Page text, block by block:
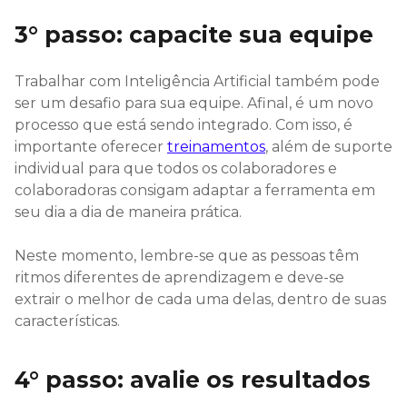
3° passo: capacite sua equipe
Trabalhar com Inteligência Artificial também pode
ser um desafio para sua equipe. Afinal, é um novo
processo que está sendo integrado. Com isso, é
importante oferecer treinamentos, além de suporte
individual para que todos os colaboradores e
colaboradoras consigam adaptar a ferramenta em
seu dia a dia de maneira prática.
Neste momento, lembre-se que as pessoas têm
ritmos diferentes de aprendizagem e deve-se
extrair o melhor de cada uma delas, dentro de suas
características.
4° passo: avalie os resultados